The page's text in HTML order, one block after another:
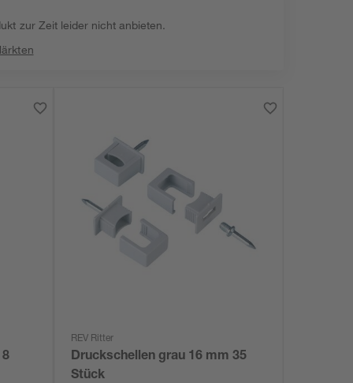
zur Zeit leider nicht anbieten.
8
REV Ritter
Druckschellen grau 16 mm 35
Stück